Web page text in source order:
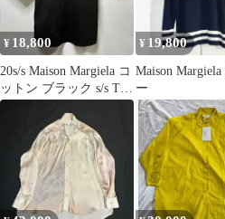
¥ 18,800
20s/s Maison Margiela コ
ットン ブラック s/s Tシ
ャツ
¥ 19,800
Maison
ー